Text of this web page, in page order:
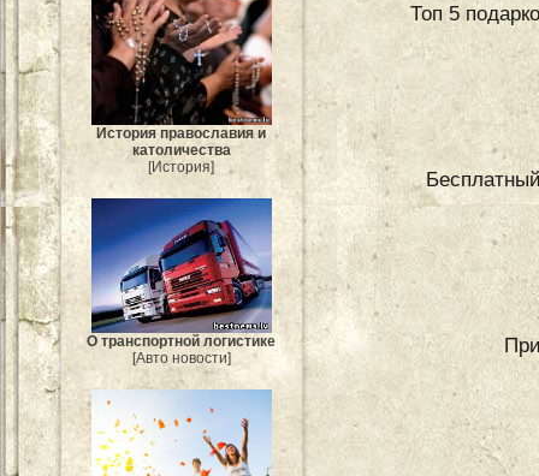
История православия и
католичества
[История]
О транспортной логистике
[Авто новости]
Топ 5